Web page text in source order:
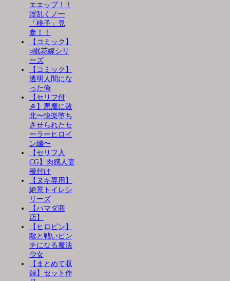
エエップ！！
淫乱くノ一
「桃子」見
参！！
【コミック】
○眠花嫁シリ
ーズ
【コミック】
透明人間にな
った俺
【セリフ付
き】悪魔に敗
北〜快楽堕ち
させられたセ
ーラーヒロイ
ン編〜
【セリフ入
CG】肉感人妻
種付け
【ヌキ専用】
絶景トイレシ
リーズ
【ハマダ商
店】
【ヒロピン】
敵と戦いピン
チになる魔法
少女
【まとめて収
録】セット作